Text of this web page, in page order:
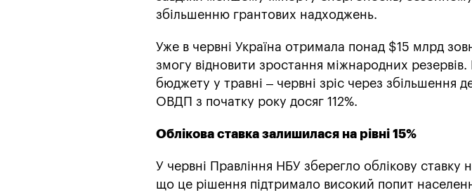
збільшенню грантових надходжень.
Уже в червні Україна отримала понад $15 млрд
змогу відновити зростання міжнародних
бюджету у травні – червні зріс через збільшення
ОВДП з початку року досяг 112%.
Облікова ставка залишилася на рівні 15%
У червні Правління НБУ зберегло облікову ставку
що це рішення підтримало високий попит